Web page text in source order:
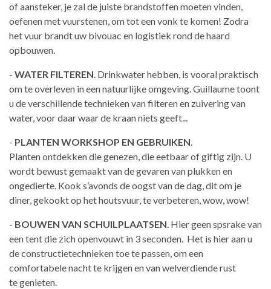
of aansteker, je zal de juiste brandstoffen moeten vinden,
oefenen met vuurstenen, om tot een vonk te komen! Zodra
het vuur brandt uw bivouac en logistiek rond de haard
opbouwen.
- WATER FILTEREN. Drinkwaterhebben, is vooral praktisch
om te overleven ineen natuurlijke omgeving. Guillaumetoont
u de verschillende technieken vanfilteren en zuivering van
water, voor daar waar de kraan niets geeft...
- PLANTEN WORKSHOP EN GEBRUIKEN.
Plantenontdekken die genezen, dieeetbaar of giftig zijn. U
wordt bewust gemaakt van de gevaren van plukkenen
ongedierte. Kook s’avonds de oogst van de dag, dit om je
diner, gekookt op het houtsvuur, te verbeteren, wow, wow!
- BOUWEN VAN SCHUILPLAATSEN. Hier geen spsrake van
een tent die zichopenvouwt in 3 seconden. Het is hier aan u
de constructietechnieken toe tepassen, om een
comfortabele nacht te krijgen en van welverdiende rust
te genieten.